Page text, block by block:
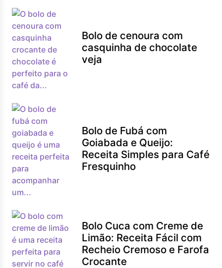
Bolo de cenoura com
casquinha de chocolate
veja
Bolo de Fubá com
Goiabada e Queijo:
Receita Simples para Café
Fresquinho
Bolo Cuca com Creme de
Limão: Receita Fácil com
Recheio Cremoso e Farofa
Crocante